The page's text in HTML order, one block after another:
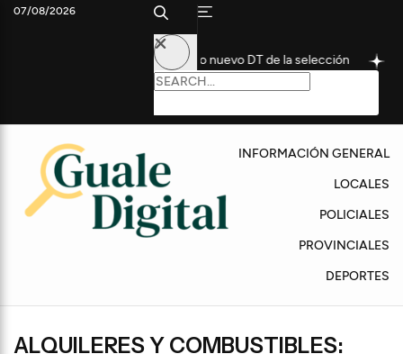
futbolista como nuevo DT de la selección Convocan a
07/08/2026
INFORMACIÓN GENERAL
LOCALES
POLICIALES
PROVINCIALES
DEPORTES
ALQUILERES Y COMBUSTIBLES: